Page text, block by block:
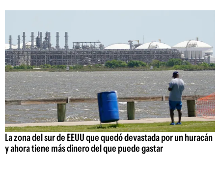
La zona del sur de EEUU que quedó devastada por un huracán
y ahora tiene más dinero del que puede gastar